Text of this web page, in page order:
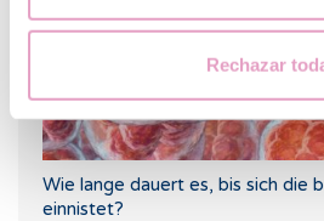
Rechazar
Wie lange dauert es, bis sich die
einnistet?